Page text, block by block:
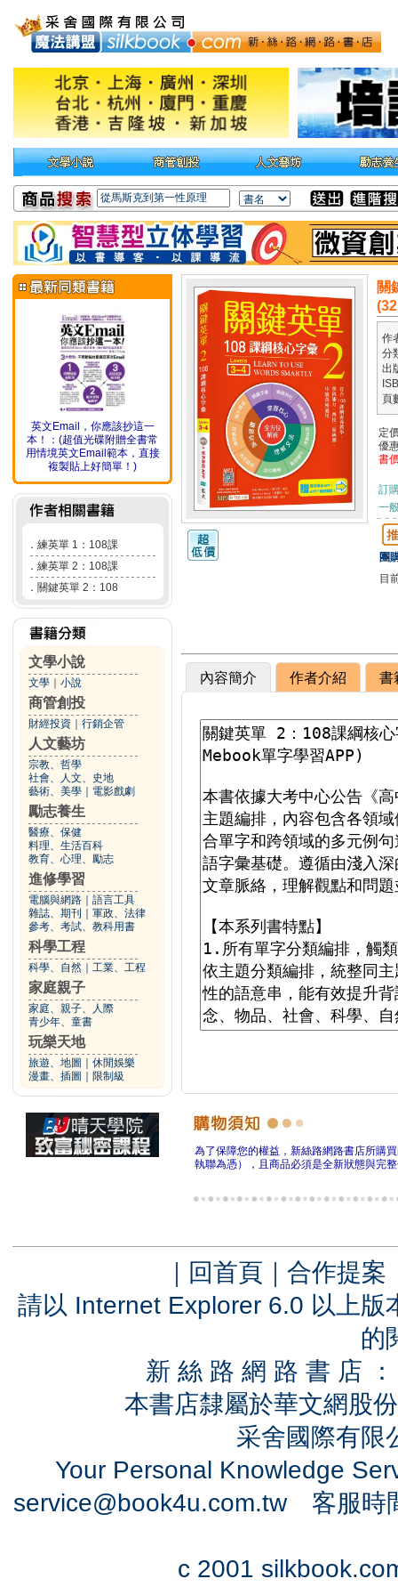
英文Email，你應該抄這一
本！：(超值光碟附贈全書常
用情境英文Email範本，直接
複製貼上好簡單！)
． 練英單 1：108課
． 練英單 2：108課
． 關鍵英單 2：108
文學小說
文學 小說
商管創投
財經投資 行銷企管
人文藝坊
宗教、哲學
社會、人文、史地
藝術、美學
電影戲劇
勵志養生
醫療、保健
料理、生活百科
教育、心理、勵志
進修學習
電腦與網路
語言工具
雜誌、期刊
軍政、法律
參考、考試、教科用書
科學工程
科學、自然 工業、工程
家庭親子
家庭、親子、人際
青少年、童書
玩樂天地
旅遊、地圖
休閒娛樂
漫畫、插圖
限制級
關
作
分
出
頁
定
優
書
訂
一
團
目
內容簡介 作者介紹 書
為了保障您的權益，新絲路網路書店所購
執聯為憑），且商品必須是全新狀態與完
｜ 回首頁 ｜ 合作提案
請以 Internet Explorer 6.0 以上
的
新 絲 路 網 路 書 店
本書店隸屬於華文網股
采舍國際有
Your Personal Knowledge
service@book4u.com.tw客服時
c 2001